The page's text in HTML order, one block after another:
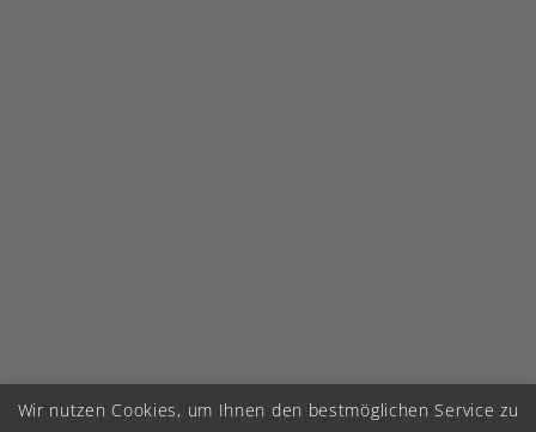
Wir nutzen Cookies, um Ihnen den bestmöglichen Service zu